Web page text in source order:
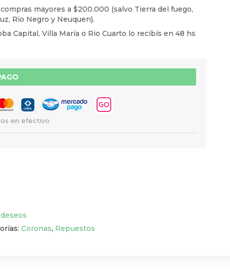
Coronas, Repuestos
en efectivo
mayores a $200.000 (salvo Tierra del fuego,
Rio Negro y Neuquen).
Capital, Villa María o Rio Cuarto lo recibís en 48 hs